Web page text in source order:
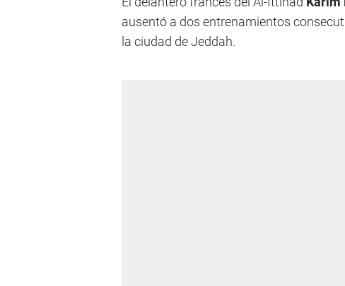
ausentó a dos entrenamientos
la ciudad de Jeddah.